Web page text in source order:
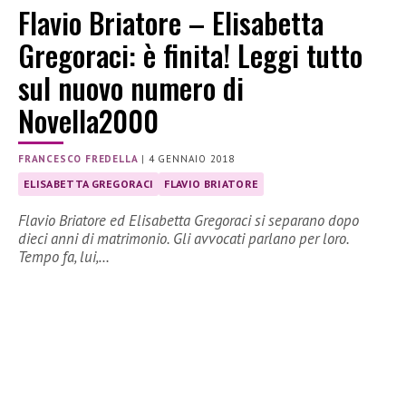
Flavio Briatore – Elisabetta
Gregoraci: è finita! Leggi tutto
sul nuovo numero di
Novella2000
FRANCESCO FREDELLA | 4 GENNAIO 2018
ELISABETTA GREGORACI FLAVIO BRIATORE
Flavio Briatore ed Elisabetta Gregoraci si separano dopo
dieci anni di matrimonio. Gli avvocati parlano per loro.
Tempo fa, lui,…